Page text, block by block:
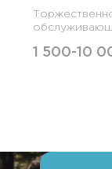
1 500-10